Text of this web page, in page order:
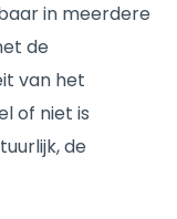
in meerdere
de
van het
of niet is
de